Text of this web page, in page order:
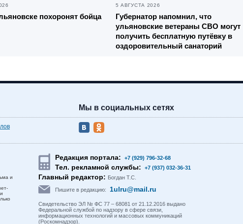
похоронят бойца
5 АВГУСТА 2026
Губернатор напомнил, что
ульяновские ветераны СВО могут
получить бесплатную путёвку в
оздоровительный санаторий
Мы в социальных сетях
и
Редакция портала: +7 (929) 796-32-68
Тел. рекламной службы: +7 (937) 032-36-31
Главный редактор: Богдан Т.С.
Пишите в редакцию: 1ulru@mail.ru
Свидетельство ЭЛ № ФС 77 – 68081 от 21.12.2016 выдано
Федеральной службой по надзору в сфере связи,
информационных технологий и массовых коммуникаций
(Роскомнадзор).